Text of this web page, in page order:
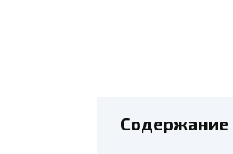
Содержание